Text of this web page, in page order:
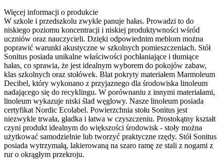
Więcej informacji o produkcie
W szkole i przedszkolu zwykle panuje hałas. Prowadzi to do
niskiego poziomu koncentracji i niskiej produktywności wśród
uczniów oraz nauczycieli. Dzięki odpowiednim meblom można
poprawić warunki akustyczne w szkolnych pomieszczeniach. Stół
Sonitus posiada unikalne właściwości pochłaniające i tłumiące
hałas, co sprawia, że jest idealnym wyborem do pokojów zabaw,
klas szkolnych oraz stołówek. Blat pokryty materiałem Marmoleum
Decibel, który wykonano z przyjaznego dla środowiska linoleum
nadającego się do recyklingu. W porównaniu z innymi materiałami,
linoleum wykazuje niski ślad węglowy. Nasze linoleum posiada
certyfikat Nordic Ecolabel. Powierzchnia stołu Sonitus jest
niezwykle trwała, gładka i łatwa w czyszczeniu. Prostokątny kształt
czyni produkt idealnym do większości środowisk - stoły można
użytkować samodzielnie lub tworzyć praktyczne rzędy. Stół Sonitus
posiada wytrzymałą, lakierowaną na szaro ramę ze stali z nogami z
rur o okrągłym przekroju.